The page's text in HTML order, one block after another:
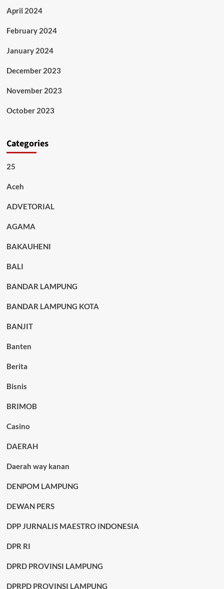
April 2024
February 2024
January 2024
December 2023
November 2023
October 2023
Categories
25
Aceh
ADVETORIAL
AGAMA
BAKAUHENI
BALI
BANDAR LAMPUNG
BANDAR LAMPUNG KOTA
BANJIT
Banten
Berita
Bisnis
BRIMOB
Casino
DAERAH
Daerah way kanan
DENPOM LAMPUNG
DEWAN PERS
DPP JURNALIS MAESTRO INDONESIA
DPR RI
DPRD PROVINSI LAMPUNG
DPRPD PROVINSI LAMPUNG